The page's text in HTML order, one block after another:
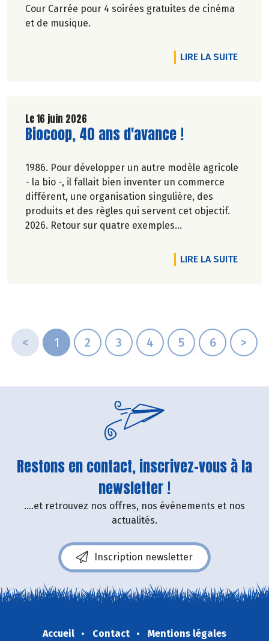
Cour Carrée pour 4 soirées gratuites de cinéma
et de musique.
LIRE LA SUITEDE
Le 16 juin 2026
Lire la suite de l'article
Biocoop, 40 ans d'avance !
1986. Pour développer un autre modèle agricole
- la bio -, il fallait bien inventer un commerce
différent, une organisation singulière, des
produits et des règles qui servent cet objectif.
2026. Retour sur quatre exemples
évidences ou d'actualité dans la société.LIRE LA SUITEDE
< 1 2 3 4 5 6 >
Restons en contact, inscrivez-vous à la
newsletter !
....et retrouvez nos offres, nos événements et nos
actualités.
Inscription newsletter
Accueil Contact
Mentions légales